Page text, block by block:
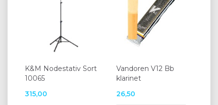
K&M Nodestativ Sort
10065
315,00
Vandoren V12 Bb
klarinet
26,50